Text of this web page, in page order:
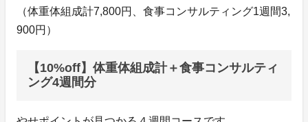
（体重体組成計7,800円、食事コンサルティング1週間3,
900円）
【10%off】体重体組成計＋食事コンサルティ
ング4週間分